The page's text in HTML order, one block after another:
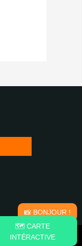
📸 BONJOUR !
🗺️ CARTE
INTÉRACTIVE